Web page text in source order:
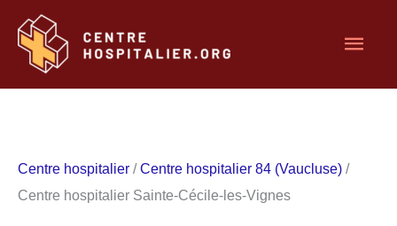
contenu
Centre hospitalier /Centre hospitalier 84 (Vaucluse) /
Centre hospitalier Sainte-Cécile-les-Vignes